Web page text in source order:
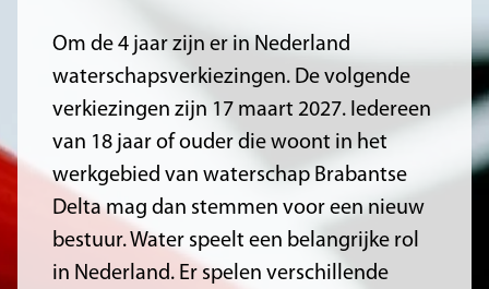
Om de 4 jaar zijn er in Nederland
waterschapsverkiezingen. De volgende
verkiezingen zijn 17 maart 2027. Iedereen
van 18 jaar of ouder die woont in het
werkgebied van waterschap Brabantse
Delta mag dan stemmen voor een nieuw
bestuur. Water speelt een belangrijke rol
in Nederland. Er spelen verschillende